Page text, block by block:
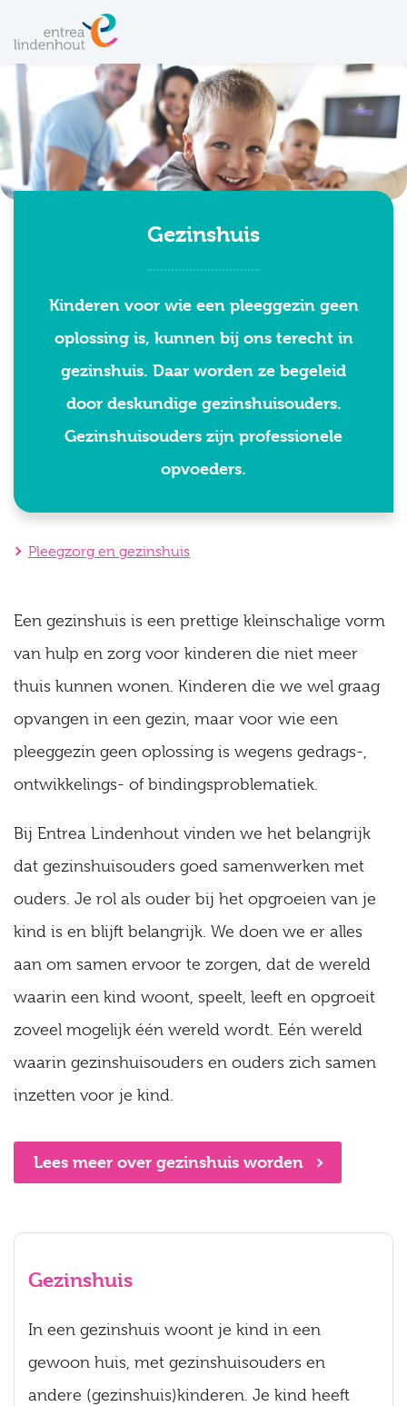
Gezinshuis
Kinderen voor wie een pleeggezin geen
oplossing is, kunnen bij ons terecht in
gezinshuis. Daar worden ze begeleid
door deskundige gezinshuisouders.
Gezinshuisouders zijn professionele
opvoeders.
Pleegzorg en gezinshuis
Een gezinshuis is een prettige kleinschalige vorm
van hulp en zorg voor kinderen die niet meer
thuis kunnen wonen. Kinderen die we wel graag
opvangen in een gezin, maar voor wie een
pleeggezin geen oplossing is wegens gedrags-,
ontwikkelings- of bindingsproblematiek.
Bij Entrea Lindenhout vinden we het belangrijk
dat gezinshuisouders goed samenwerken met
ouders. Je rol als ouder bij het opgroeien van je
kind is en blijft belangrijk. We doen we er alles
aan om samen ervoor te zorgen, dat de wereld
waarin een kind woont, speelt, leeft en opgroeit
zoveel mogelijk één wereld wordt. Eén wereld
waarin gezinshuisouders en ouders zich samen
inzetten voor je kind.
Lees meer over gezinshuis worden
Gezinshuis
In een gezinshuis woont je kind in een
gewoon huis, met gezinshuisouders en
andere (gezinshuis)kinderen. Je kind heeft